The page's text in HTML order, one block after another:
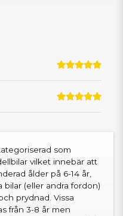
som
vilket innebär att
ålder på 6-14 år,
bilar (eller andra fordon)
prydnad. Vissa
från 3-8 år men